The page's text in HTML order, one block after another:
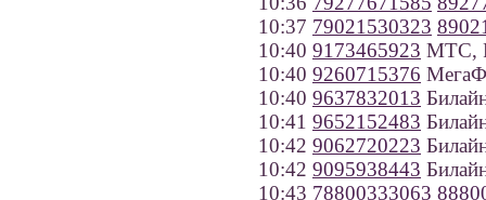
10:37 79021530323
10:40 9173465923 МТС,
10:40 9260715376
10:40 9637832013
10:41 9652152483
10:42 9062720223
10:42 9095938443
10:43 78800333063